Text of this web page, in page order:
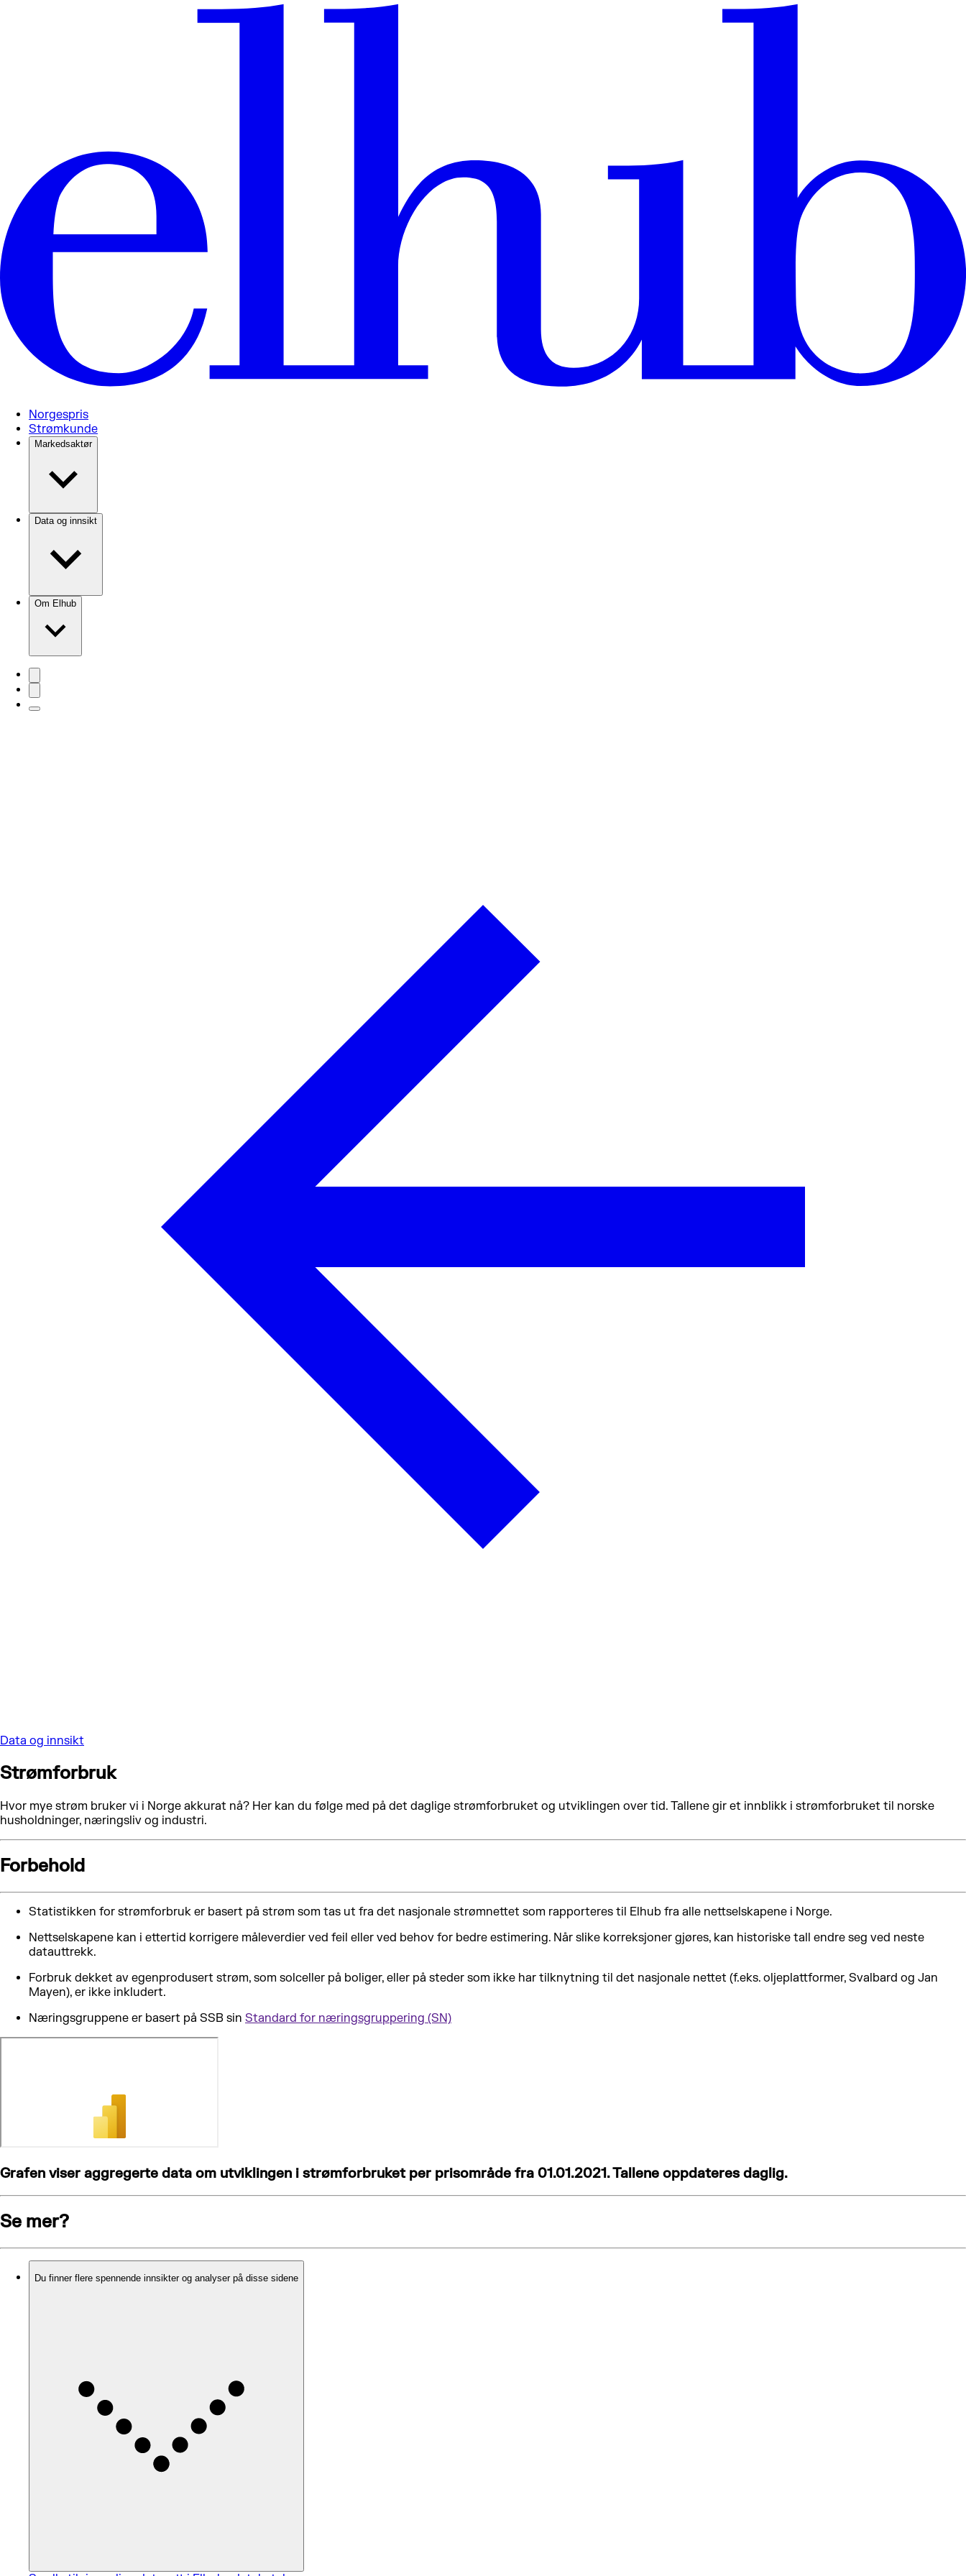
Norgespris
Strømkunde
Markedsaktør
Data og innsikt
Om Elhub
Data og innsikt
Strømforbruk
Hvor mye strøm bruker vi i Norge akkurat nå? Her kan du følge med på det daglige strømforbruket og utviklingen over tid. Tallene gir et innblikk i strømforbruket til norske
husholdninger, næringsliv og industri.
Forbehold
Statistikken for strømforbruk er basert på strøm som tas ut fra det nasjonale strømnettet som rapporteres til Elhub fra alle nettselskapene i Norge.
Nettselskapene kan i ettertid korrigere måleverdier ved feil eller ved behov for bedre estimering. Når slike korreksjoner gjøres, kan historiske tall endre seg ved neste
datauttrekk.
Forbruk dekket av egenprodusert strøm, som solceller på boliger, eller på steder som ikke har tilknytning til det nasjonale nettet (f.eks. oljeplattformer, Svalbard og Jan
Mayen), er ikke inkludert.
Næringsgruppene er basert på SSB sin Standard for næringsgruppering (SN)
Grafen viser aggregerte data om utviklingen i strømforbruket per prisområde fra 01.01.2021. Tallene oppdateres daglig.
Se mer?
Du finner flere spennende innsikter og analyser på disse sidene